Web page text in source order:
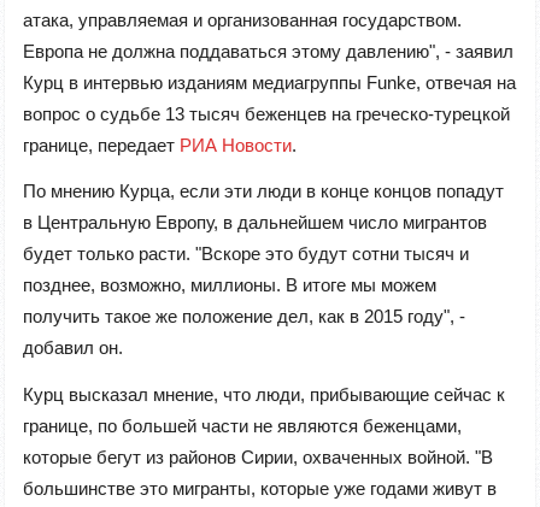
атака, управляемая и организованная государством.
Европа не должна поддаваться этому давлению", - заявил
Курц в интервью изданиям медиагруппы Funke, отвечая на
вопрос о судьбе 13 тысяч беженцев на греческо-турецкой
границе, передает РИА Новости.
По мнению Курца, если эти люди в конце концов попадут
в Центральную Европу, в дальнейшем число мигрантов
будет только расти. "Вскоре это будут сотни тысяч и
позднее, возможно, миллионы. В итоге мы можем
получить такое же положение дел, как в 2015 году", -
добавил он.
Курц высказал мнение, что люди, прибывающие сейчас к
границе, по большей части не являются беженцами,
которые бегут из районов Сирии, охваченных войной. "В
большинстве это мигранты, которые уже годами живут в